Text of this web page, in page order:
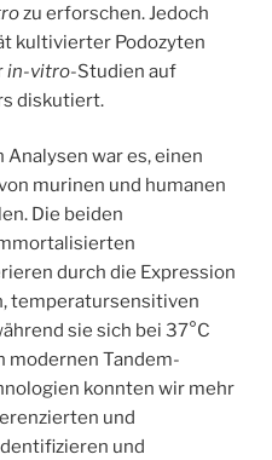
zu erforschen. Jedoch
kultivierter Podozyten
in-vitro-Studien auf
diskutiert.
war es, einen
murinen und humanen
Die beiden
durch die Expression
temperatursensitiven
sie sich bei 37°C
modernen Tandem-
konnten wir mehr
und
und